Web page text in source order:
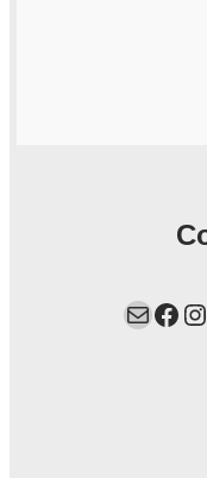
Mail Facebook Instagram